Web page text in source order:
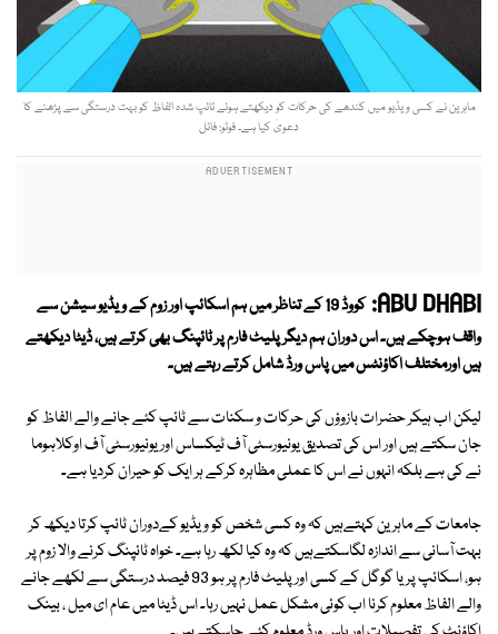
ماہرین نے کسی ویڈیو میں کندھے کی حرکات کو دیکھتے ہوئے ٹائپ شدہ الفاظ کو بہت درستگی سے پڑھنے کا
دعویٰ کیا ہے۔ فوٹو: فائل
ABU DHABI:
کووڈ 19 کے تناظر میں ہم اسکائپ اور زوم کے ویڈیو سیشن سے
واقف ہوچکے ہیں۔ اس دوران ہم دیگر پلیٹ فارم پر ٹائپنگ بھی کرتے ہیں، ڈیٹا دیکھتے
ہیں اورمختلف اکاؤنٹس میں پاس ورڈ شامل کرتے رہتے ہیں۔
لیکن اب ہیکر حضرات بازوؤں کی حرکات و سکنات سے ٹائپ کئے جانے والے الفاظ کو
جان سکتے ہیں اور اس کی تصدیق یونیورسٹی آف ٹیکساس اور یونیورسٹی آف اوکلاہوما
نے کی ہے بلکہ انہوں نے اس کا عملی مظاہرہ کرکے ہر ایک کو حیران کردیا ہے۔
جامعات کے ماہرین کہتےہیں کہ وہ کسی شخص کو ویڈیو کےدوران ٹائپ کرتا دیکھ کر
بہت آسانی سے اندازہ لگاسکتےہیں کہ وہ کیا لکھ رہا ہے۔ خواہ ٹائپنگ کرنے والا زوم پر
ہو، اسکائپ پر یا گوگل کے کسی اور پلیٹ فارم پر ہو 93 فیصد درستگی سے لکھے جانے
والے الفاظ معلوم کرنا اب کوئی مشکل عمل نہیں رہا۔ اس ڈیٹا میں عام ای میل ، بینک